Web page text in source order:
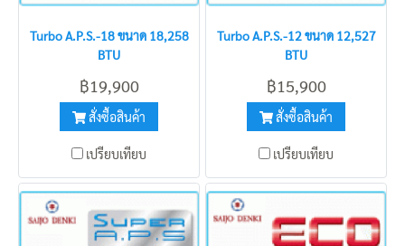
Turbo A.P.S.-18 ขนาด 18,258
BTU
฿19,900
สั่งซื้อสินค้า
เปรียบเทียบ
Turbo A.P.S.-12 ขนาด 12,527
BTU
฿15,900
สั่งซื้อสินค้า
เปรียบเทียบ